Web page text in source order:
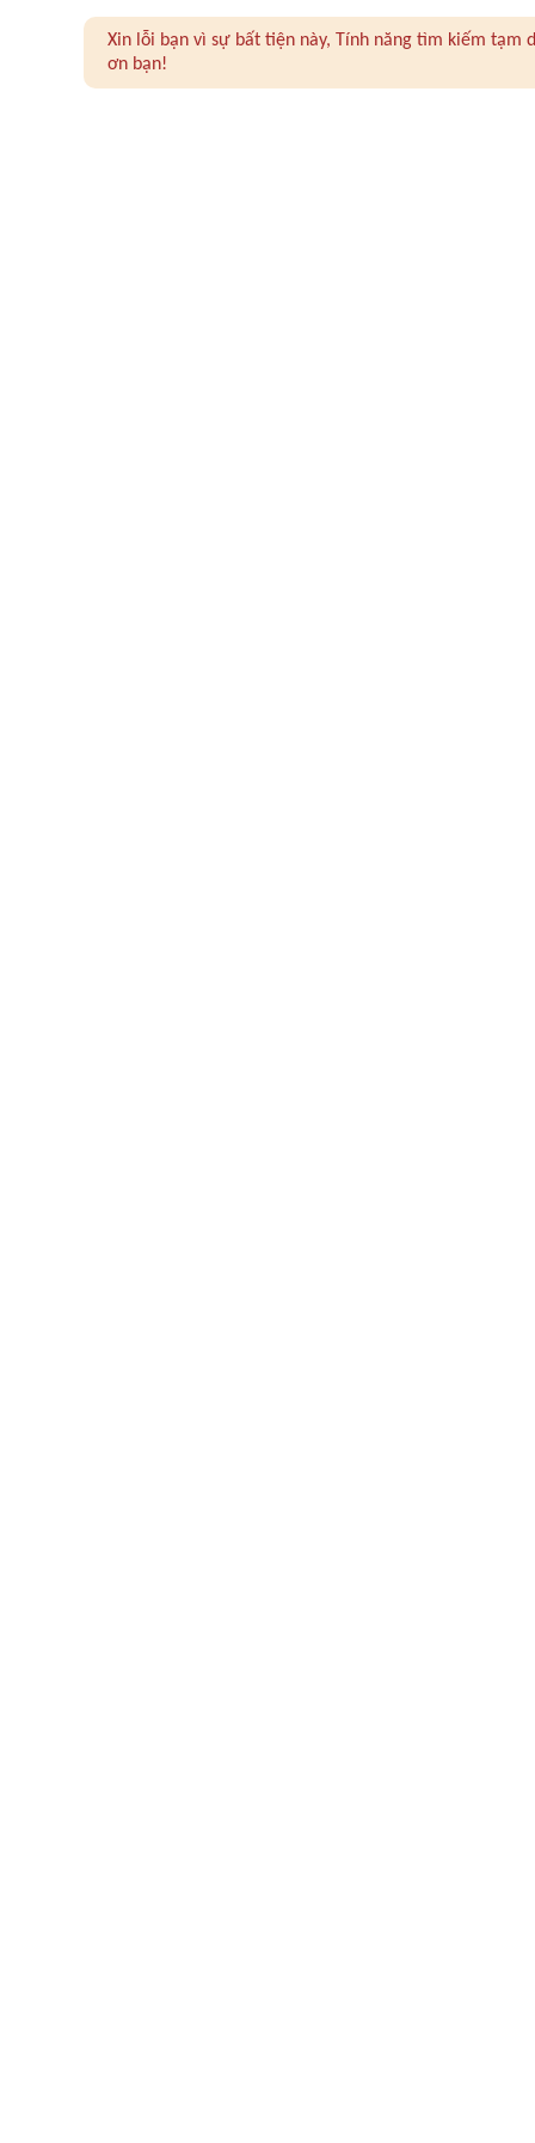
Xin lỗi bạn vì sự bất tiện này, Tính năng tìm kiếm
ơn bạn!